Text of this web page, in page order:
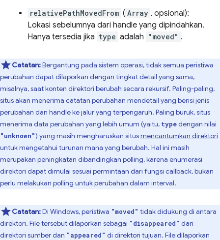
relativePathMovedFrom ( Array , opsional):
Lokasi sebelumnya dari handle yang dipindahkan.
Hanya tersedia jika type adalah "moved" .
Catatan:Bergantung pada sistem operasi, tidak semua peristiwa
perubahan dapat dilaporkan dengan tingkat detail yang sama,
misalnya, saat konten direktori berubah secara rekursif. Paling-paling,
situs akan menerima catatan perubahan mendetail yang berisi jenis
perubahan dan handle ke jalur yang terpengaruh. Paling buruk, situs
menerima data perubahan yang lebih umum (yaitu, typedengan nilai
"unknown") yang masih mengharuskan situsmencantumkan direktori
untuk mengetahui turunan mana yang berubah. Hal ini masih
merupakan peningkatan dibandingkan polling, karena enumerasi
direktori dapat dimulai sesuai permintaan dari fungsi callback, bukan
perlu melakukan polling untuk perubahan dalam interval.
Catatan:Di Windows, peristiwa "moved" tidak didukung di antara
direktori. File tersebut dilaporkan sebagai "disappeared" dari
direktori sumber dan "appeared" di direktori tujuan. File dilaporkan